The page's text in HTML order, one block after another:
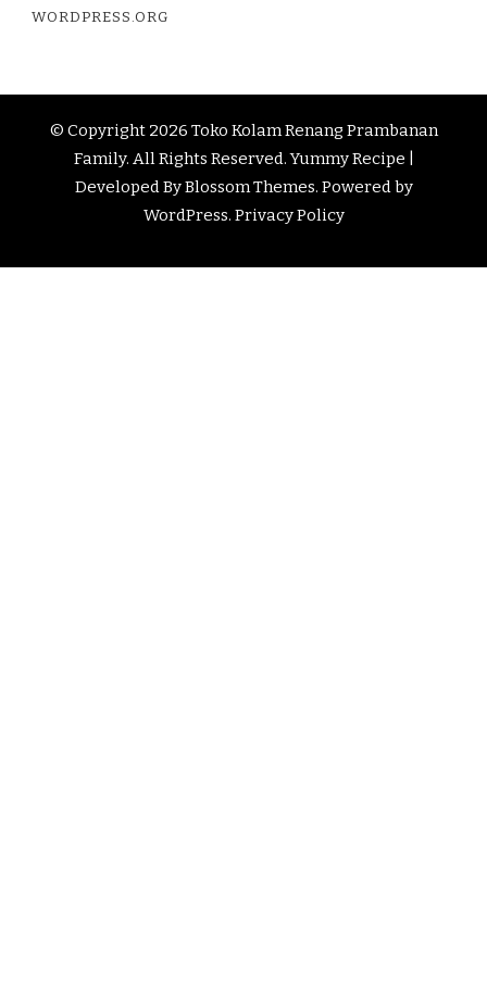
WORDPRESS.ORG
© Copyright 2026 Toko Kolam Renang Prambanan
Family. All Rights Reserved.Yummy Recipe |
Developed ByBlossom Themes. Powered by
WordPress. Privacy Policy